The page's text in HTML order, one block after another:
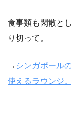
食事類も閑散と
り切って。
→ シンガポール
使えるラウンジ。